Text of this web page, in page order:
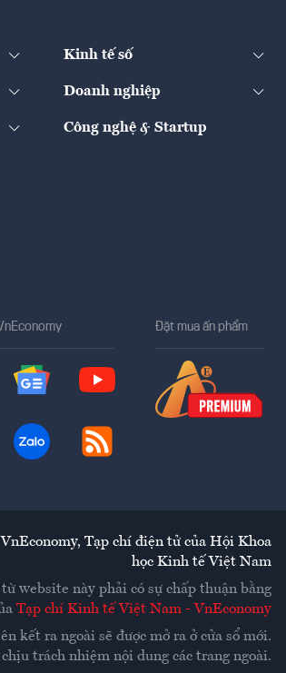
Kinh tế số
Doanh nghiệp
Công nghệ & Startup
Đặt mua ấn phẩm
VnEconomy, Tạp chí điện tử của Hội Khoa
học Kinh tế Việt Nam
website này phải có sự chấp thuận bằng
Tạp chí Kinh tế Việt Nam - VnEconomy
kết ra ngoài sẽ được mở ra ở cửa sổ mới.
trách nhiệm nội dung các trang ngoài.